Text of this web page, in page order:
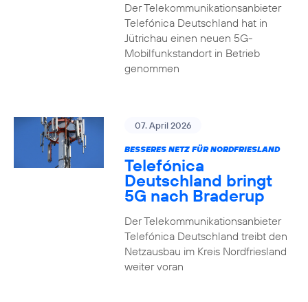
Der Telekommunikationsanbieter
Telefónica Deutschland hat in
Jütrichau einen neuen 5G-
Mobilfunkstandort in Betrieb
genommen
07. April 2026
BESSERES NETZ FÜR NORDFRIESLAND
Telefónica
Deutschland bringt
5G nach Braderup
Der Telekommunikationsanbieter
Telefónica Deutschland treibt den
Netzausbau im Kreis Nordfriesland
weiter voran